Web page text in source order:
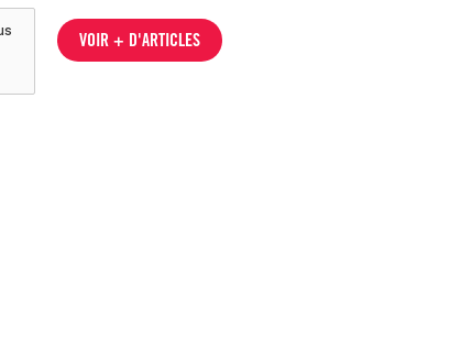
VOIR + D'ARTICLES